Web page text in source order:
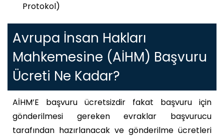
Protokol)
Avrupa İnsan Hakları
Mahkemesine (AİHM) Başvuru
Ücreti Ne Kadar?
AİHM’E başvuru ücretsizdir fakat başvuru için
gönderilmesi gereken evraklar başvurucu
tarafından hazırlanacak ve gönderilme ücretleri